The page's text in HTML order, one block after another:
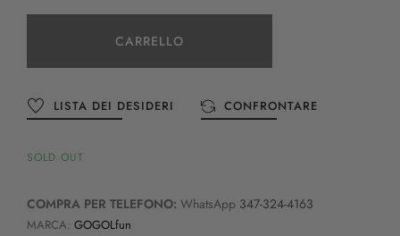
CARRELLO
LISTA DEI DESIDERI CONFRONTARE
SOLD OUT
COMPRA PER TELEFONO: WhatsApp 347-324-4163
MARCA: GOGOLfun